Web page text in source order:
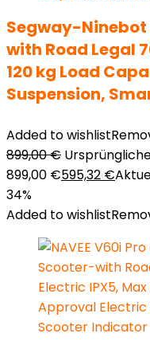
Segway-Ninebot
with Road Legal
120 kg Load
Suspension,
Added to wishlist
899,00€
899,00 €595,32 €
34%
Added to wishlist